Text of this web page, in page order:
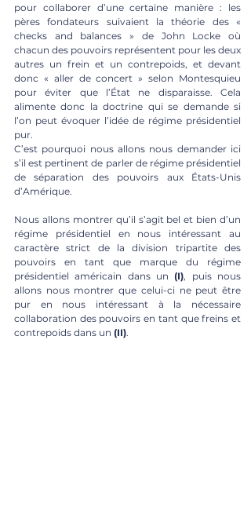
pour collaborer d’une certaine manière : les
pères fondateurs suivaient la théorie des «
checks and balances » de John Locke où
chacun des pouvoirs représentent pour les deux
autres un frein et un contrepoids, et devant
donc « aller de concert » selon Montesquieu
pour éviter que l’État ne disparaisse. Cela
alimente donc la doctrine qui se demande si
l’on peut évoquer l’idée de régime présidentiel
pur.
C’est pourquoi nous allons nous demander ici
s’il est pertinent de parler de régime présidentiel
de séparation des pouvoirs aux États-Unis
d’Amérique.
Nous allons montrer qu’il s’agit bel et bien d’un
régime présidentiel en nous intéressant au
caractère strict de la division tripartite des
pouvoirs en tant que marque du régime
présidentiel américain dans un (I), puis nous
allons nous montrer que celui-ci ne peut être
pur en nous intéressant à la nécessaire
collaboration des pouvoirs en tant que freins et
contrepoids dans un (II).